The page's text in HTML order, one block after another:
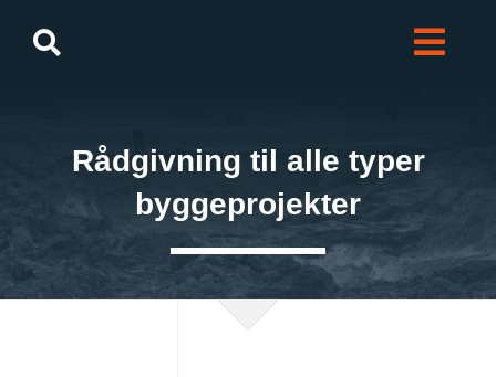
Rådgivning til alle typer
byggeprojekter